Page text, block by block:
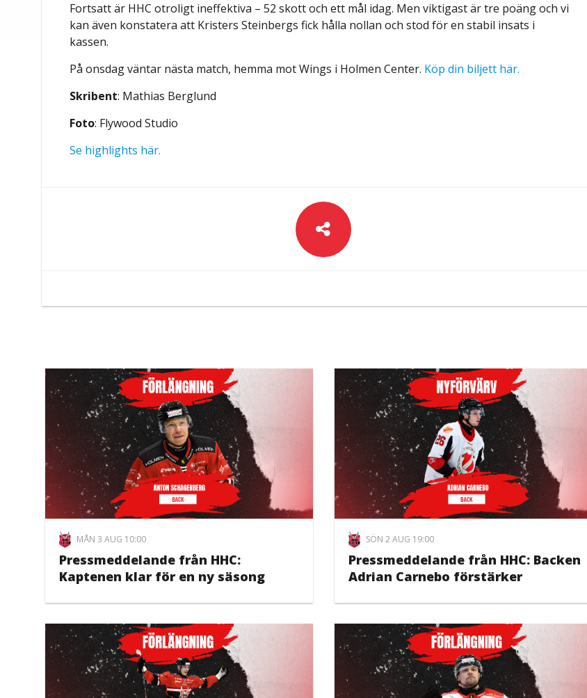
Fortsatt är HHC otroligt ineffektiva – 52 skott och ett mål idag. Men viktigast är tre poäng och vi
kan även konstatera att Kristers Steinbergs fick hålla nollan och stod för en stabil insats i
kassen.
På onsdag väntar nästa match, hemma mot Wings i Holmen Center. Köp din biljett här.
Skribent: Mathias Berglund
Foto: Flywood Studio
Se highlights här.
MÅN 3 AUG 10:00
Pressmeddelande från HHC:
Kaptenen klar för en ny säsong
SÖN 2 AUG 19:00
Pressmeddelande från HHC: Backen
Adrian Carnebo förstärker